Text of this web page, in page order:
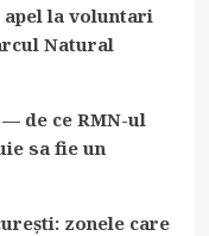
la voluntari
Natural
de ce RMN-ul
sa fie un
zonele care